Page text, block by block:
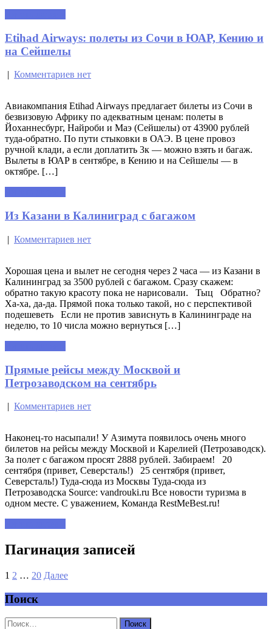
Etihad Airways: полеты из Сочи в ЮАР, Кению и
на Сейшелы
Комментариев нет
Авиакомпания Etihad Airways предлагает билеты из Сочи в
безвизовую Африку по адекватным ценам: полеты в
Йоханнесбург, Найроби и Маэ (Сейшелы) от 43900 рублей
туда-обратно. По пути стыковки в ОАЭ. В цене провоз
ручной клади, а если доплатить 3к — можно взять и багаж.
Вылеты в ЮАР в сентябре, в Кению и на Сейшелы — в
октябре. […]
Из Казани в Калиниград с багажом
| Комментариев нет
Хорошая цена и вылет не сегодня через 2 часа — из Казани в
Калининград за 3500 рублей с багажом. Сразу скажем:
обратно такую красоту пока не нарисовали. Тыц Обратно?
Ха-ха, да-да. Прямой пока только такой, но с перспективой
подешеветь Если не против зависнуть в Калининграде на
неделю, то 10 числа можно вернуться […]
Прямые рейсы между Москвой и
Петрозаводском на сентябрь
| Комментариев нет
Наконец-то насыпали! У Азимута появилось очень много
билетов на рейсы между Москвой и Карелией (Петрозаводск).
За полет с багажом просят 2888 рублей. Забираем! 20
сентября (привет, Северсталь!) 25 сентября (привет,
Северсталь!) Туда-сюда из Москвы Туда-сюда из
Петрозаводска Source: vandrouki.ru Все новости туризма в
одном месте. С уважением, Команда RestMeBest.ru!
Пагинация записей
1 2 … 20 Далее
Поиск